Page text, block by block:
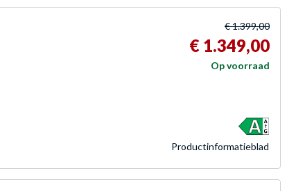
€ 1.399,00
€ 1.349,00
Op voorraad
Product­informatieblad